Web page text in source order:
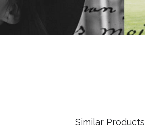
Similar Products